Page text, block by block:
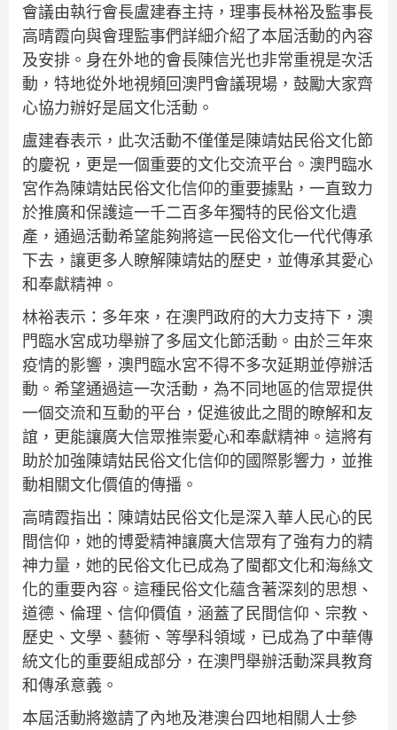
會議由執行會長盧建春主持，理事長林裕及監事長
高晴霞向與會理監事們詳細介紹了本屆活動的內容
及安排。身在外地的會長陳信光也非常重視是次活
動，特地從外地視頻回澳門會議現場，鼓勵大家齊
心協力辦好是屆文化活動。
盧建春表示，此次活動不僅僅是陳靖姑民俗文化節
的慶祝，更是一個重要的文化交流平台。澳門臨水
宮作為陳靖姑民俗文化信仰的重要據點，一直致力
於推廣和保護這一千二百多年獨特的民俗文化遺
產，通過活動希望能夠將這一民俗文化一代代傳承
下去，讓更多人瞭解陳靖姑的歷史，並傳承其愛心
和奉獻精神。
林裕表示：多年來，在澳門政府的大力支持下，澳
門臨水宮成功舉辦了多屆文化節活動。由於三年來
疫情的影響，澳門臨水宮不得不多次延期並停辦活
動。希望通過這一次活動，為不同地區的信眾提供
一個交流和互動的平台，促進彼此之間的瞭解和友
誼，更能讓廣大信眾推崇愛心和奉獻精神。這將有
助於加強陳靖姑民俗文化信仰的國際影響力，並推
動相關文化價值的傳播。
高晴霞指出：陳靖姑民俗文化是深入華人民心的民
間信仰，她的博愛精神讓廣大信眾有了強有力的精
神力量，她的民俗文化已成為了閩都文化和海絲文
化的重要內容。這種民俗文化蘊含著深刻的思想、
道德、倫理、信仰價值，涵蓋了民間信仰、宗教、
歷史、文學、藝術、等學科領域，已成為了中華傳
統文化的重要組成部分，在澳門舉辦活動深具教育
和傳承意義。
本屆活動將邀請了內地及港澳台四地相關人士參